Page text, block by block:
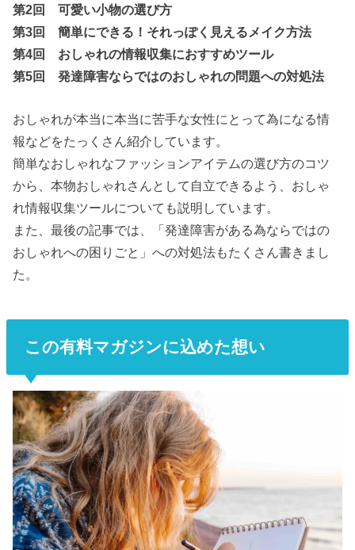
第2回 可愛い小物の選び方
第3回 簡単にできる！それっぽく見えるメイク方法
第4回 おしゃれの情報収集におすすめツール
第5回 発達障害ならではのおしゃれの問題への対処法
おしゃれが本当に本当に苦手な女性にとって為になる情
報などをたっくさん紹介しています。
簡単なおしゃれなファッションアイテムの選び方のコツ
から、本物おしゃれさんとして自立できるよう、おしゃ
れ情報収集ツールについても説明しています。
また、最後の記事では、「発達障害がある為ならではの
おしゃれへの困りごと」への対処法もたくさん書きまし
た。
この有料マガジンに込めた想い